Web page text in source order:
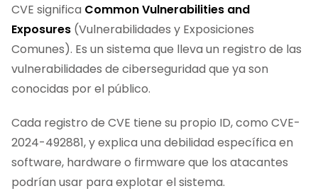
CVE significa Common Vulnerabilities and
Exposures (Vulnerabilidades y Exposiciones
Comunes). Es un sistema que lleva un registro de las
vulnerabilidades de ciberseguridad que ya son
conocidas por el público.
Cada registro de CVE tiene su propio ID, como CVE-
2024-492881, y explica una debilidad específica en
software, hardware o firmware que los atacantes
podrían usar para explotar el sistema.